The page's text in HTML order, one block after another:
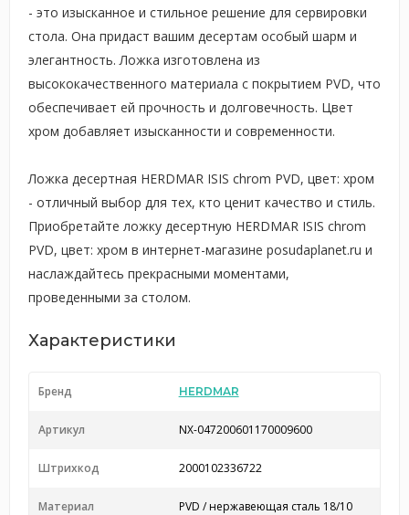
- это изысканное и стильное решение для сервировки
стола. Она придаст вашим десертам особый шарм и
элегантность. Ложка изготовлена из
высококачественного материала с покрытием PVD, что
обеспечивает ей прочность и долговечность. Цвет
хром добавляет изысканности и современности.
Ложка десертная HERDMAR ISIS chrom PVD, цвет: хром
- отличный выбор для тех, кто ценит качество и стиль.
Приобретайте ложку десертную HERDMAR ISIS chrom
PVD, цвет: хром в интернет-магазине posudaplanet.ru и
наслаждайтесь прекрасными моментами,
проведенными за столом.
Характеристики
Бренд HERDMAR
Артикул NX-047200601170009600
Штрихкод 2000102336722
Материал PVD / нержавеющая сталь 18/10